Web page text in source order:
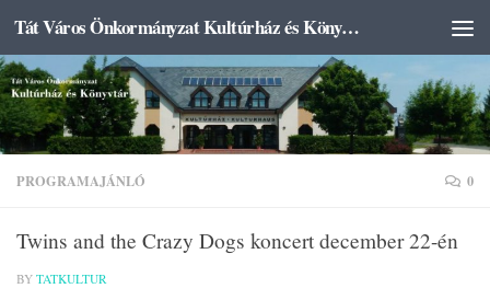
Skip to content Tát Város Önkormányzat Kultúrház és Könyvtár
PROGRAMAJÁNLÓ 0
Twins and the Crazy Dogs koncert december 22-én
BY TATKULTUR